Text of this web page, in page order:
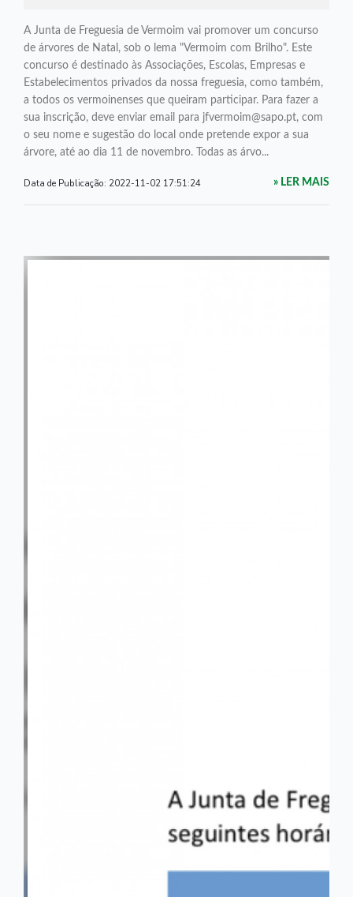
A Junta de Freguesia de Vermoim vai promover um concurso
de árvores de Natal, sob o lema "Vermoim com Brilho". Este
concurso é destinado às Associações, Escolas, Empresas e
Estabelecimentos privados da nossa freguesia, como também,
a todos os vermoinenses que queiram participar. Para fazer a
sua inscrição, deve enviar email para jfvermoim@sapo.pt, com
o seu nome e sugestão do local onde pretende expor a sua
árvore, até ao dia 11 de novembro. Todas as árvo...
» LER MAIS
Data de Publicação: 2022-11-02 17:51:24